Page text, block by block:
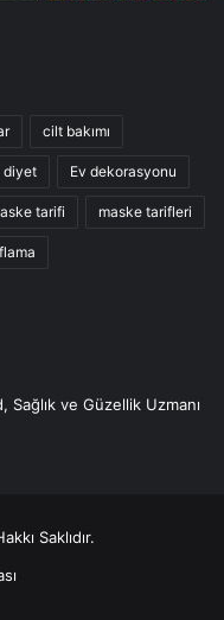
cilt bakımı
diyet Ev dekorasyonu
tarifi maske tarifleri
ve Güzellik Uzmanı
Saklıdır.